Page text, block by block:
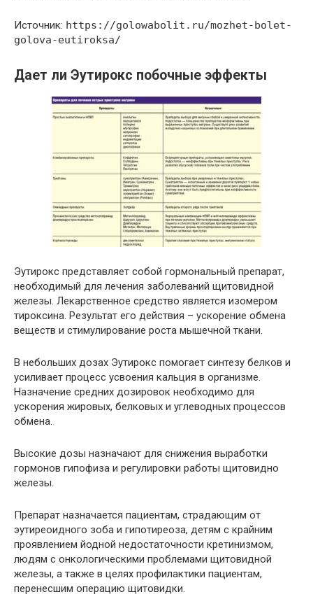
Источник: https://golowabolit.ru/mozhet-bolet-
golova-eutiroksa/
Дает ли Эутирокс побочные эффекты
Эутирокс представляет собой гормональный препарат,
необходимый для лечения заболеваний щитовидной
железы. Лекарственное средство является изомером
тироксина. Результат его действия – ускорение обмена
веществ и стимулирование роста мышечной ткани.
В небольших дозах Эутирокс помогает синтезу белков и
усиливает процесс усвоения кальция в организме.
Назначение средних дозировок необходимо для
ускорения жировых, белковых и углеводных процессов
обмена.
Высокие дозы назначают для снижения выработки
гормонов гипофиза и регулировки работы щитовидно
железы.
Препарат назначается пациентам, страдающим от
эутиреоидного зоба и гипотиреоза, детям с крайним
проявлением йодной недостаточности кретинизмом,
людям с онкологическими проблемами щитовидной
железы, а также в целях профилактики пациентам,
перенесшим операцию щитовидки.